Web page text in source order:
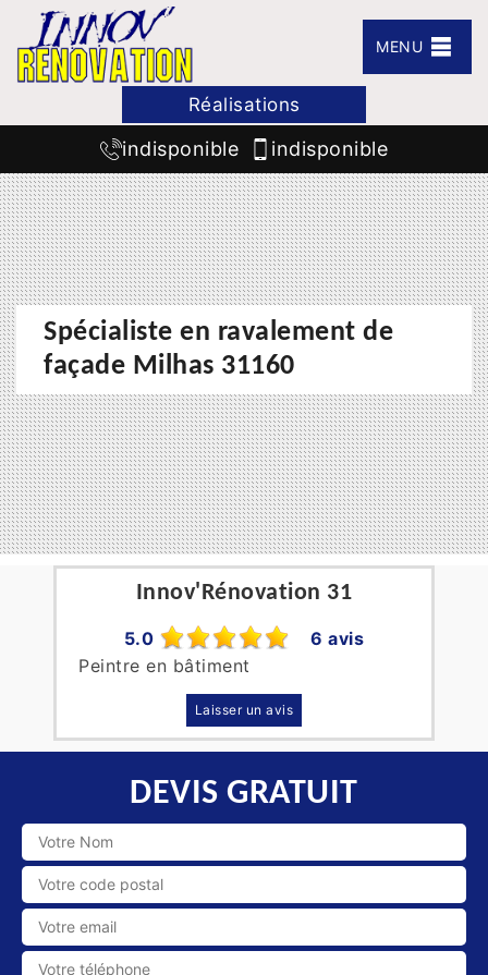
MENU
Réalisations
indisponible indisponible
Spécialiste en ravalement de
façade Milhas 31160
Innov'Rénovation 31
5.0
6 avis
Peintre en bâtiment
Laisser un avis
DEVIS GRATUIT